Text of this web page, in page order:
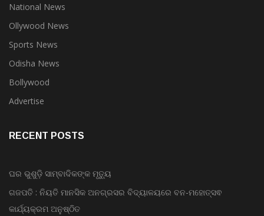
National News
Ollywood News
Sports News
Odisha News
Bollywood
Advertise
RECENT POSTS
ଘର ଭୁଶୁଡ଼ି ସାମ୍ବାଦିକଙ୍କ ମୃତ୍ୟୁ
ଗଜପତି : ନିୟତି ମାନସିକ ଅନଗ୍ରସର ବିଦ୍ୟାଳୟରେ ବନ-ମହୋତ୍ସଵ
କାର୍ଯ୍ୟକ୍ରମ ଅନୁଷ୍ଠିତ